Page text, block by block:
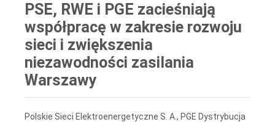
PSE, RWE i PGE zacieśniają
współpracę w zakresie rozwoju
sieci i zwiększenia
niezawodności zasilania
Warszawy
Polskie Sieci Elektroenergetyczne S. A., PGE Dystrybucja